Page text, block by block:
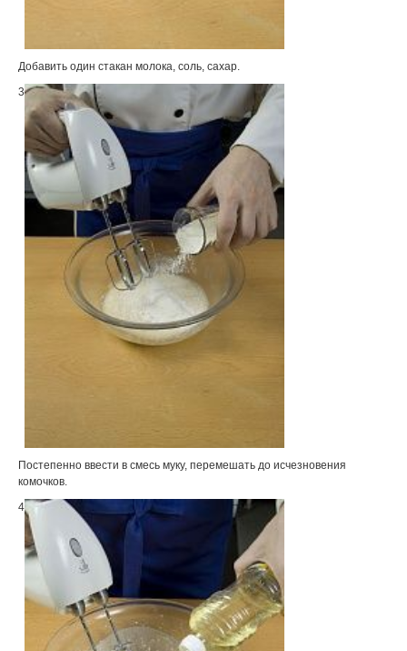
Добавить один стакан молока, соль, сахар.
3
Постепенно ввести в смесь муку, перемешать до исчезновения
комочков.
4